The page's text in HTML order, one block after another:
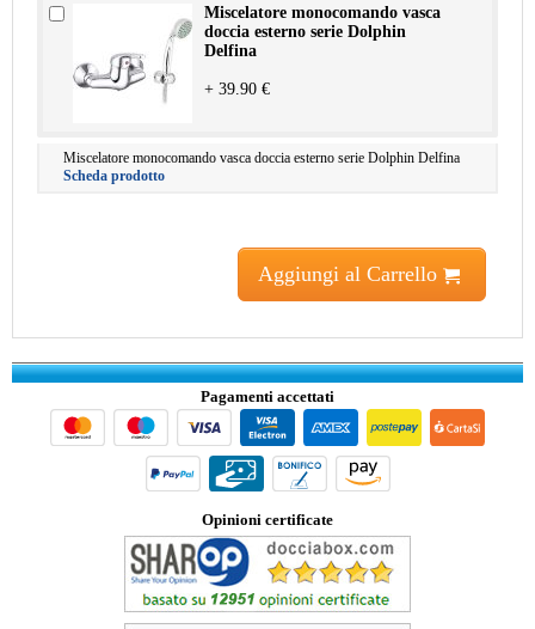
Miscelatore monocomando vasca
doccia esterno serie Dolphin
Delfina
+ 39.90 €
Miscelatore monocomando vasca doccia esterno serie Dolphin Delfina
Scheda prodotto
Aggiungi al Carrello
Pagamenti accettati
Opinioni certificate